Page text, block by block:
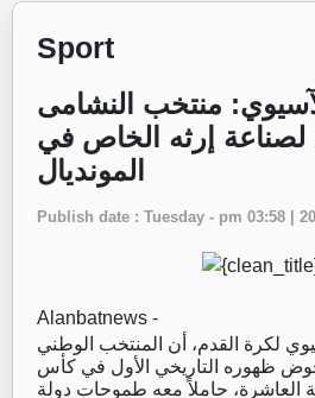
Sport
منتخب النشامى
لصناعة إرثه الخاص في
المونديال
Publish date : Tuesday - pm 03:58 |
Alanbatnews -
لكرة القدم، أن المنتخب الوطني
ظهوره التاريخي الأول في كأس
العاشرة، حاملاً معه طموحات دولة